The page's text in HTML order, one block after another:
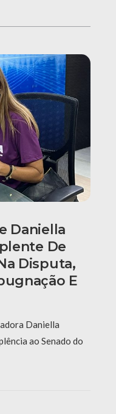
Daniella
De
Disputa,
E
Daniella
ao Senado do